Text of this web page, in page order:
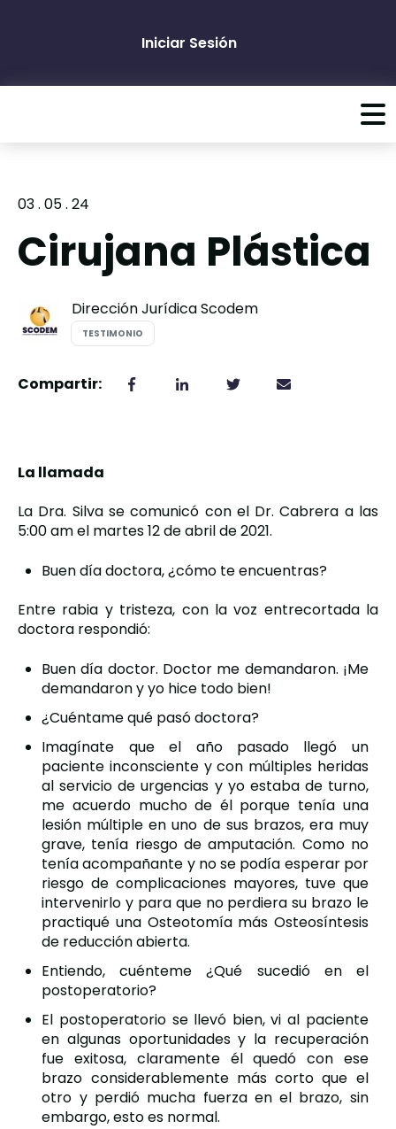
Iniciar Sesión
03 . 05 . 24
Cirujana Plástica
Dirección Jurídica Scodem
Compartir:
La llamada
La Dra. Silva se comunicó con el Dr. Cabrera a las
5:00 am el martes 12 de abril de 2021.
Buen día doctora, ¿cómo te encuentras?
Entre rabia y tristeza, con la voz entrecortada la
doctora respondió:
Buen día doctor. Doctor me demandaron. ¡Me
demandaron y yo hice todo bien!
¿Cuéntame qué pasó doctora?
Imagínate que el año pasado llegó un
paciente inconsciente y con múltiples heridas
al servicio de urgencias y yo estaba de turno,
me acuerdo mucho de él porque tenía una
lesión múltiple en uno de sus brazos, era muy
grave, tenía riesgo de amputación. Como no
tenía acompañante y no se podía esperar por
riesgo de complicaciones mayores, tuve que
intervenirlo y para que no perdiera su brazo le
practiqué una Osteotomía más Osteosíntesis
de reducción abierta.
Entiendo, cuénteme ¿Qué sucedió en el
postoperatorio?
El postoperatorio se llevó bien, vi al paciente
en algunas oportunidades y la recuperación
fue exitosa, claramente él quedó con ese
brazo considerablemente más corto que el
otro y perdió mucha fuerza en el brazo, sin
embargo, esto es normal.
TESTIMONIO